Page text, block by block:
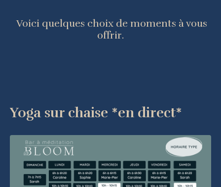
Voici quelques choix de moments à vous
offrir.
Yoga sur chaise *en direct*